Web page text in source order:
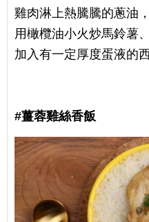
雞肉淋上熱騰騰的蔥油
用橄欖油小火炒馬鈴薯
加入有一定厚度蛋液的
#薑蓉雞絲香飯